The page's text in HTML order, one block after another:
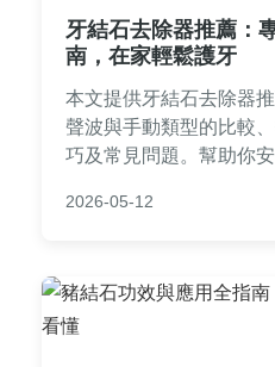
牙結石去除器推薦：
南，在家輕鬆護牙
本文提供牙結石去除器
聲波與手動類型的比較
巧及常見問題。幫助你
參考。
2026-05-12